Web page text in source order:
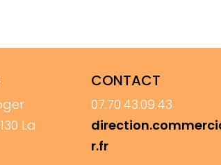
La
CONTACT
07.70.43.09.43
r.fr